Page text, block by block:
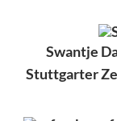
Swantje
Stuttgarter